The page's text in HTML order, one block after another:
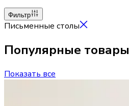
Фильтр
Письменные столы
Популярные товары
Показать все